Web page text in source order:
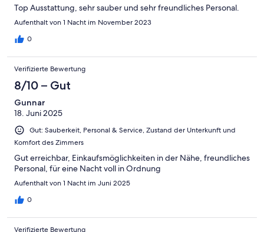
Top Ausstattung, sehr sauber und sehr freundliches Personal.
Aufenthalt von 1 Nacht im November 2023
0
Verifizierte Bewertung
8/10 – Gut
Gunnar
18. Juni 2025
Gut: Sauberkeit, Personal & Service, Zustand der Unterkunft und
Komfort des Zimmers
Gut erreichbar, Einkaufsmöglichkeiten in der Nähe, freundliches
Personal, für eine Nacht voll in Ordnung
Aufenthalt von 1 Nacht im Juni 2025
0
Verifizierte Bewertung